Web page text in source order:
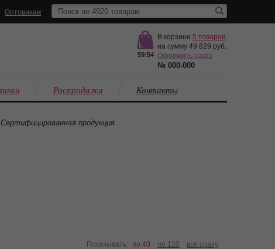
Оптовикам
59:53
В корзине 5 товаров,
на сумму 49 829
Оформить заказ
№ 000-000
Распродажа Контакты
Сертифицированная продукция
Показывать: по 40 по 120 все сразу